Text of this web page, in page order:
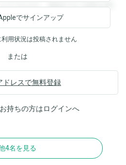
ができます。登録すると回答を閲
でサインアップ
用状況は投稿されません
または
ドレスで無料登録
持ちの方はログインへ
4名を見る